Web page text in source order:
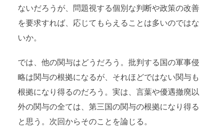
ないだろうが、問題視する個別な判断や政策の改善
を要求すれば、応じてもらえることは多いのではな
いか。
では、他の関与はどうだろう。批判する国の軍事侵
略は関与の根拠になるが、それほどではない関与も
根拠になり得るのだろう。実は、言葉や優遇撤廃以
外の関与の全ては、第三国の関与の根拠になり得る
と思う。次回からそのことを論じる。